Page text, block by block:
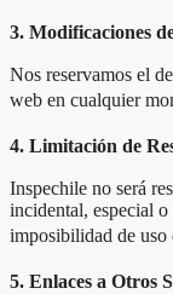
3. Modificaciones
Nos reservamos el
web en cualquier
4. Limitación de
Inspechile no será
incidental, especial o
imposibilidad de
5. Enlaces a Otros